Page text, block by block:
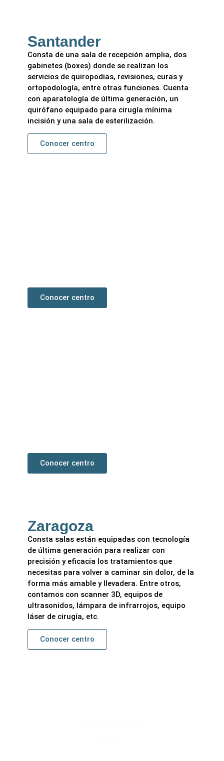
Santander
Consta de una sala de recepción amplia, dos
gabinetes (boxes) donde se realizan los
servicios de quiropodias, revisiones, curas y
ortopodología, entre otras funciones. Cuenta
con aparatología de última generación, un
quirófano equipado para cirugía mínima
incisión y una sala de esterilización.
Conocer centro
Conocer centro
Conocer centro
Zaragoza
Consta salas están equipadas con tecnología
de última generación para realizar con
precisión y eficacia los tratamientos que
necesitas para volver a caminar sin dolor, de la
forma más amable y llevadera. Entre otros,
contamos con scanner 3D, equipos de
ultrasonidos, lámpara de infrarrojos, equipo
láser de cirugía, etc.
Conocer centro